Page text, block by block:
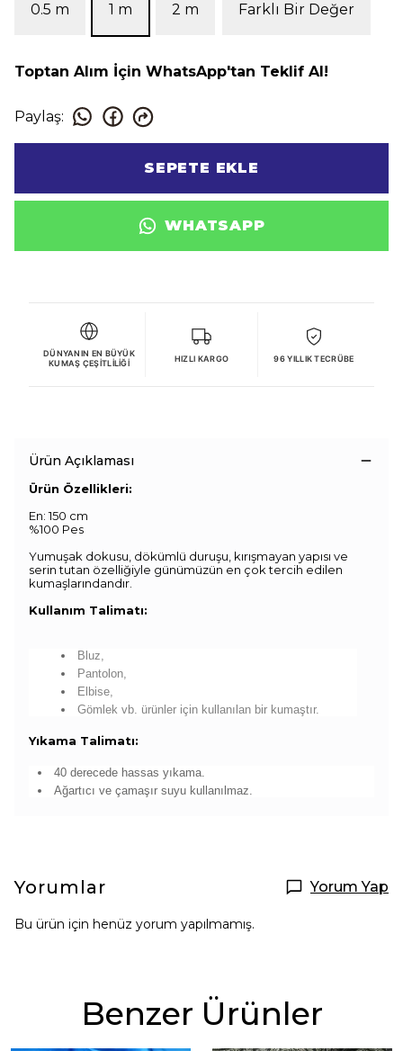
0.5 m 1 m 2 m Farklı Bir Değer
Toptan Alım İçin WhatsApp'tan Teklif Al!
Paylaş:
SEPETE EKLE
WHATSAPP
DÜNYANIN EN BÜYÜK
KUMAŞ ÇEŞITLILIĞI
HIZLI KARGO 96 YILLIK TECRÜBE
Ürün Açıklaması
Ürün Özellikleri:
En: 150 cm
%100 Pes
Yumuşak dokusu, dökümlü duruşu, kırışmayan yapısı ve
serin tutan özelliğiyle günümüzün en çok tercih edilen
kumaşlarındandır.
Kullanım Talimatı:
Bluz,
Pantolon,
Elbise,
Gömlek vb. ürünler için kullanılan bir kumaştır.
Yıkama Talimatı:
40 derecede hassas yıkama.
Ağartıcı ve çamaşır suyu kullanılmaz.
Yorumlar Yorum Yap
Bu ürün için henüz yorum yapılmamış.
Benzer Ürünler